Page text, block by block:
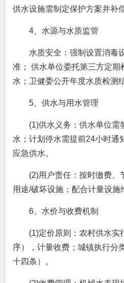
供水设施需制定保护方案并补
4、水源与水质监管
水质安全：强制设置消毒
准； 供水单位委托第三方定期
水；卫健委公开年度水质检测
5、供水与用水管理
(1)供水义务：供水单位需
水；计划停水需提前24小时通
应急供水。
(2)用户责任：按时缴费、
用途/破坏设施；配合计量设施
6、水价与收费机制
(1)定价原则：农村供水实
序），计量收费；城镇执行分
十四条）。